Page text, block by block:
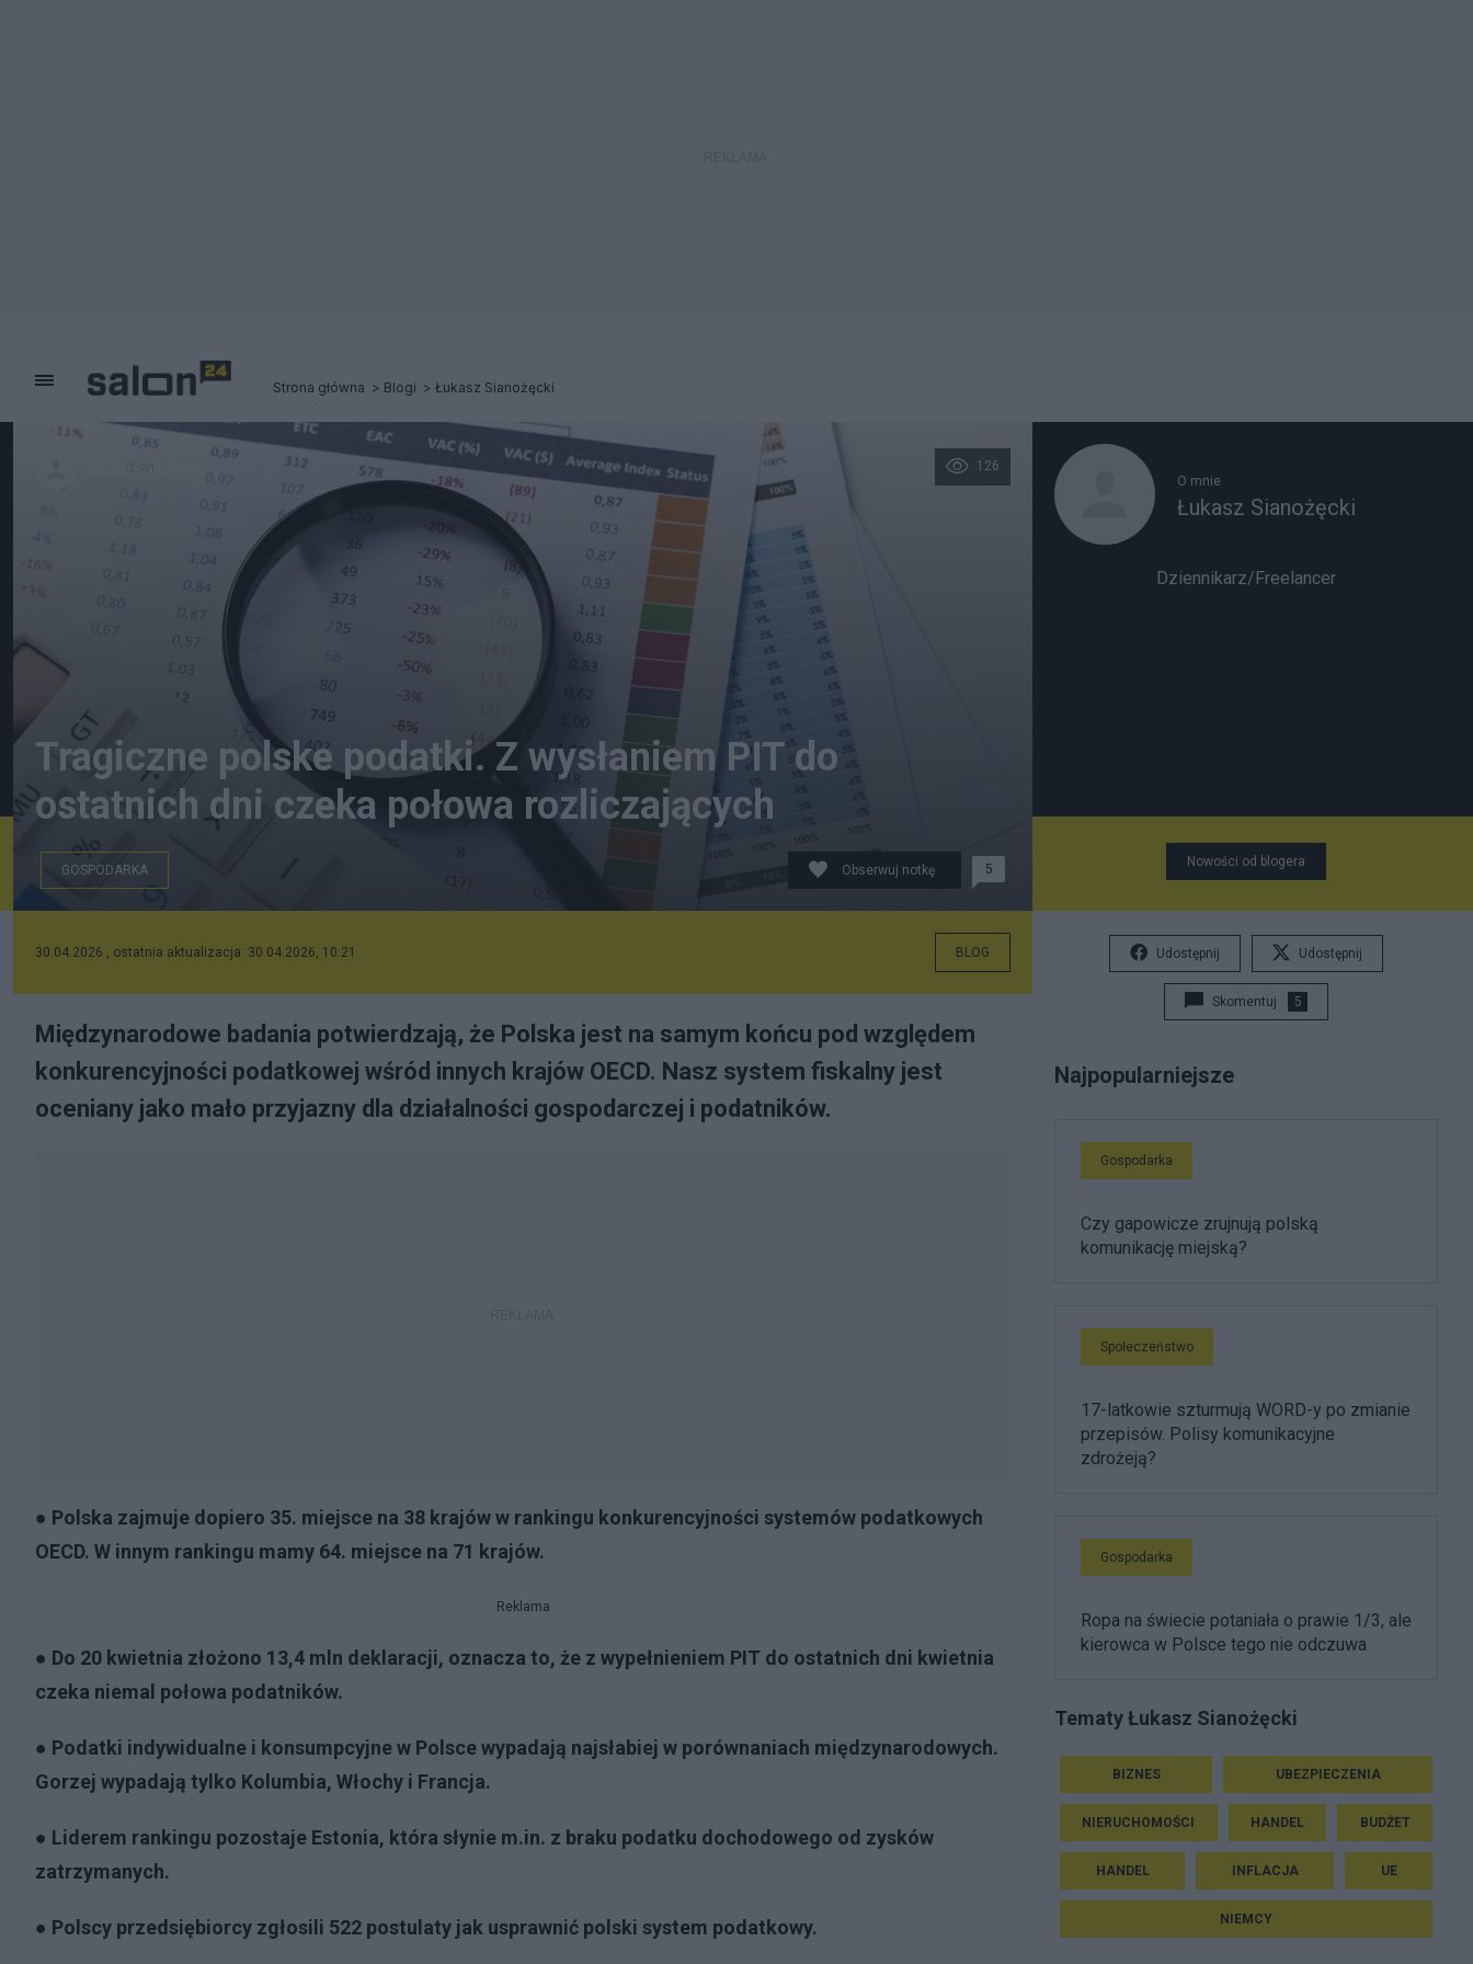
Strona główna Blogi Łukasz Sianożęcki
126
Tragiczne polske podatki. Z wysłaniem PIT do
ostatnich dni czeka połowa rozliczających
GOSPODARKA Obserwuj notkę 5
30.04.2026 , ostatnia aktualizacja: 30.04.2026, 10:21 BLOG
Międzynarodowe badania potwierdzają, że Polska jest na samym końcu pod względem
konkurencyjności podatkowej wśród innych krajów OECD. Nasz system fiskalny jest
oceniany jako mało przyjazny dla działalności gospodarczej i podatników.
● Polska zajmuje dopiero 35. miejsce na 38 krajów w rankingu konkurencyjności systemów podatkowych
OECD. W innym rankingu mamy 64. miejsce na 71 krajów.
Reklama
● Do 20 kwietnia złożono 13,4 mln deklaracji, oznacza to, że z wypełnieniem PIT do ostatnich dni kwietnia
czeka niemal połowa podatników.
● Podatki indywidualne i konsumpcyjne w Polsce wypadają najsłabiej w porównaniach międzynarodowych.
Gorzej wypadają tylko Kolumbia, Włochy i Francja.
● Liderem rankingu pozostaje Estonia, która słynie m.in. z braku podatku dochodowego od zysków
zatrzymanych.
● Polscy przedsiębiorcy zgłosili 522 postulaty jak usprawnić polski system podatkowy.
O mnie
Łukasz Sianożęcki
Dziennikarz/Freelancer
Nowości od blogera
Udostępnij Udostępnij
Skomentuj 5
Najpopularniejsze
Gospodarka
Czy gapowicze zrujnują polską
komunikację miejską?
Społeczeństwo
17-latkowie szturmują WORD-y po zmianie
przepisów. Polisy komunikacyjne
zdrożeją?
Gospodarka
Ropa na świecie potaniała o prawie 1/3, ale
kierowca w Polsce tego nie odczuwa
Tematy Łukasz Sianożęcki
BIZNES UBEZPIECZENIA
NIERUCHOMOŚCI HANDEL BUDŻET
HANDEL INFLACJA UE
NIEMCY